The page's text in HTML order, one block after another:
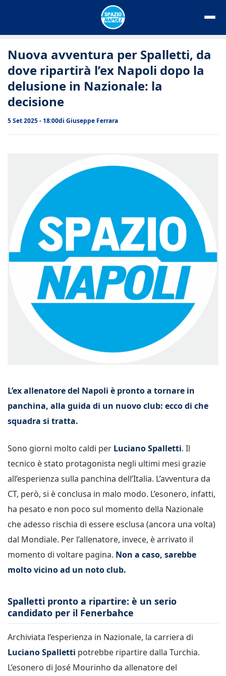
Nuova avventura per Spalletti, da
dove ripartirà l’ex Napoli dopo la
delusione in Nazionale: la
decisione
5 Set 2025 - 18:00di Giuseppe Ferrara
L’ex allenatore del Napoli è pronto a tornare in
panchina, alla guida di un nuovo club: ecco di che
squadra si tratta.
Sono giorni molto caldi per Luciano Spalletti. Il
tecnico è stato protagonista negli ultimi mesi grazie
all’esperienza sulla panchina dell’Italia. L’avventura da
CT, però, si è conclusa in malo modo. L’esonero, infatti,
ha pesato e non poco sul momento della Nazionale
che adesso rischia di essere esclusa (ancora una volta)
dal Mondiale. Per l’allenatore, invece, è arrivato il
momento di voltare pagina. Non a caso, sarebbe
molto vicino ad un noto club.
Spalletti pronto a ripartire: è un serio
candidato per il Fenerbahce
Archiviata l’esperienza in Nazionale, la carriera di
Luciano Spalletti potrebbe ripartire dalla Turchia.
L’esonero di José Mourinho da allenatore del